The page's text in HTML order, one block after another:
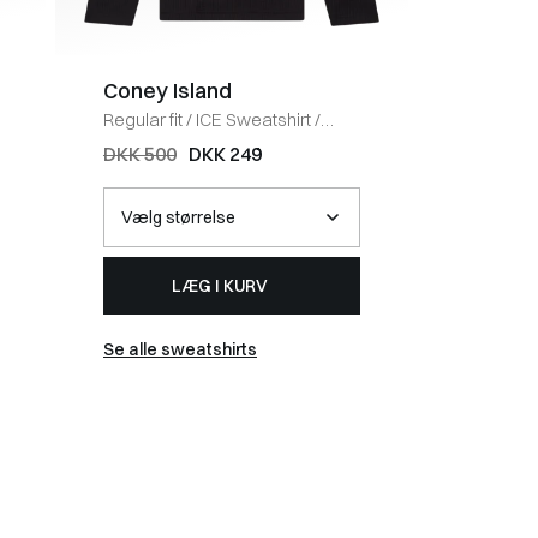
Coney Island
Regular fit/ ICE Sweatshirt/
BLACK
DKK 500 DKK 249
LÆG I KURV
Se alle sweatshirts